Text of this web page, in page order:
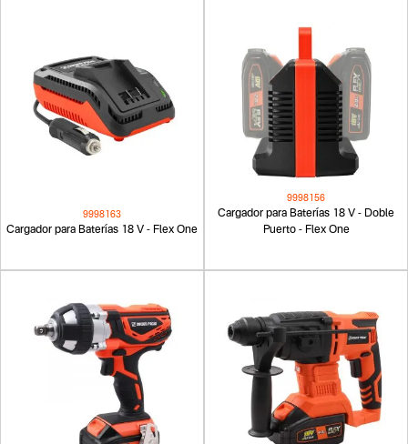
Cargador para Baterías 18 V - Flex One
9998163
Cargador para Baterías 18 V - Doble
Puerto - Flex One
9998156